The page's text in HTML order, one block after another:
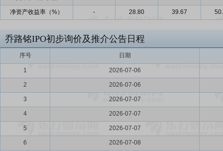
净资产收益率（%） - 28.80 39.67
乔路铭IPO初步询价及推介公告日程
序号 日期
1 2026-07-06
2 2026-07-06
3 2026-07-07
4 2026-07-07
5 2026-07-07
6 2026-07-08